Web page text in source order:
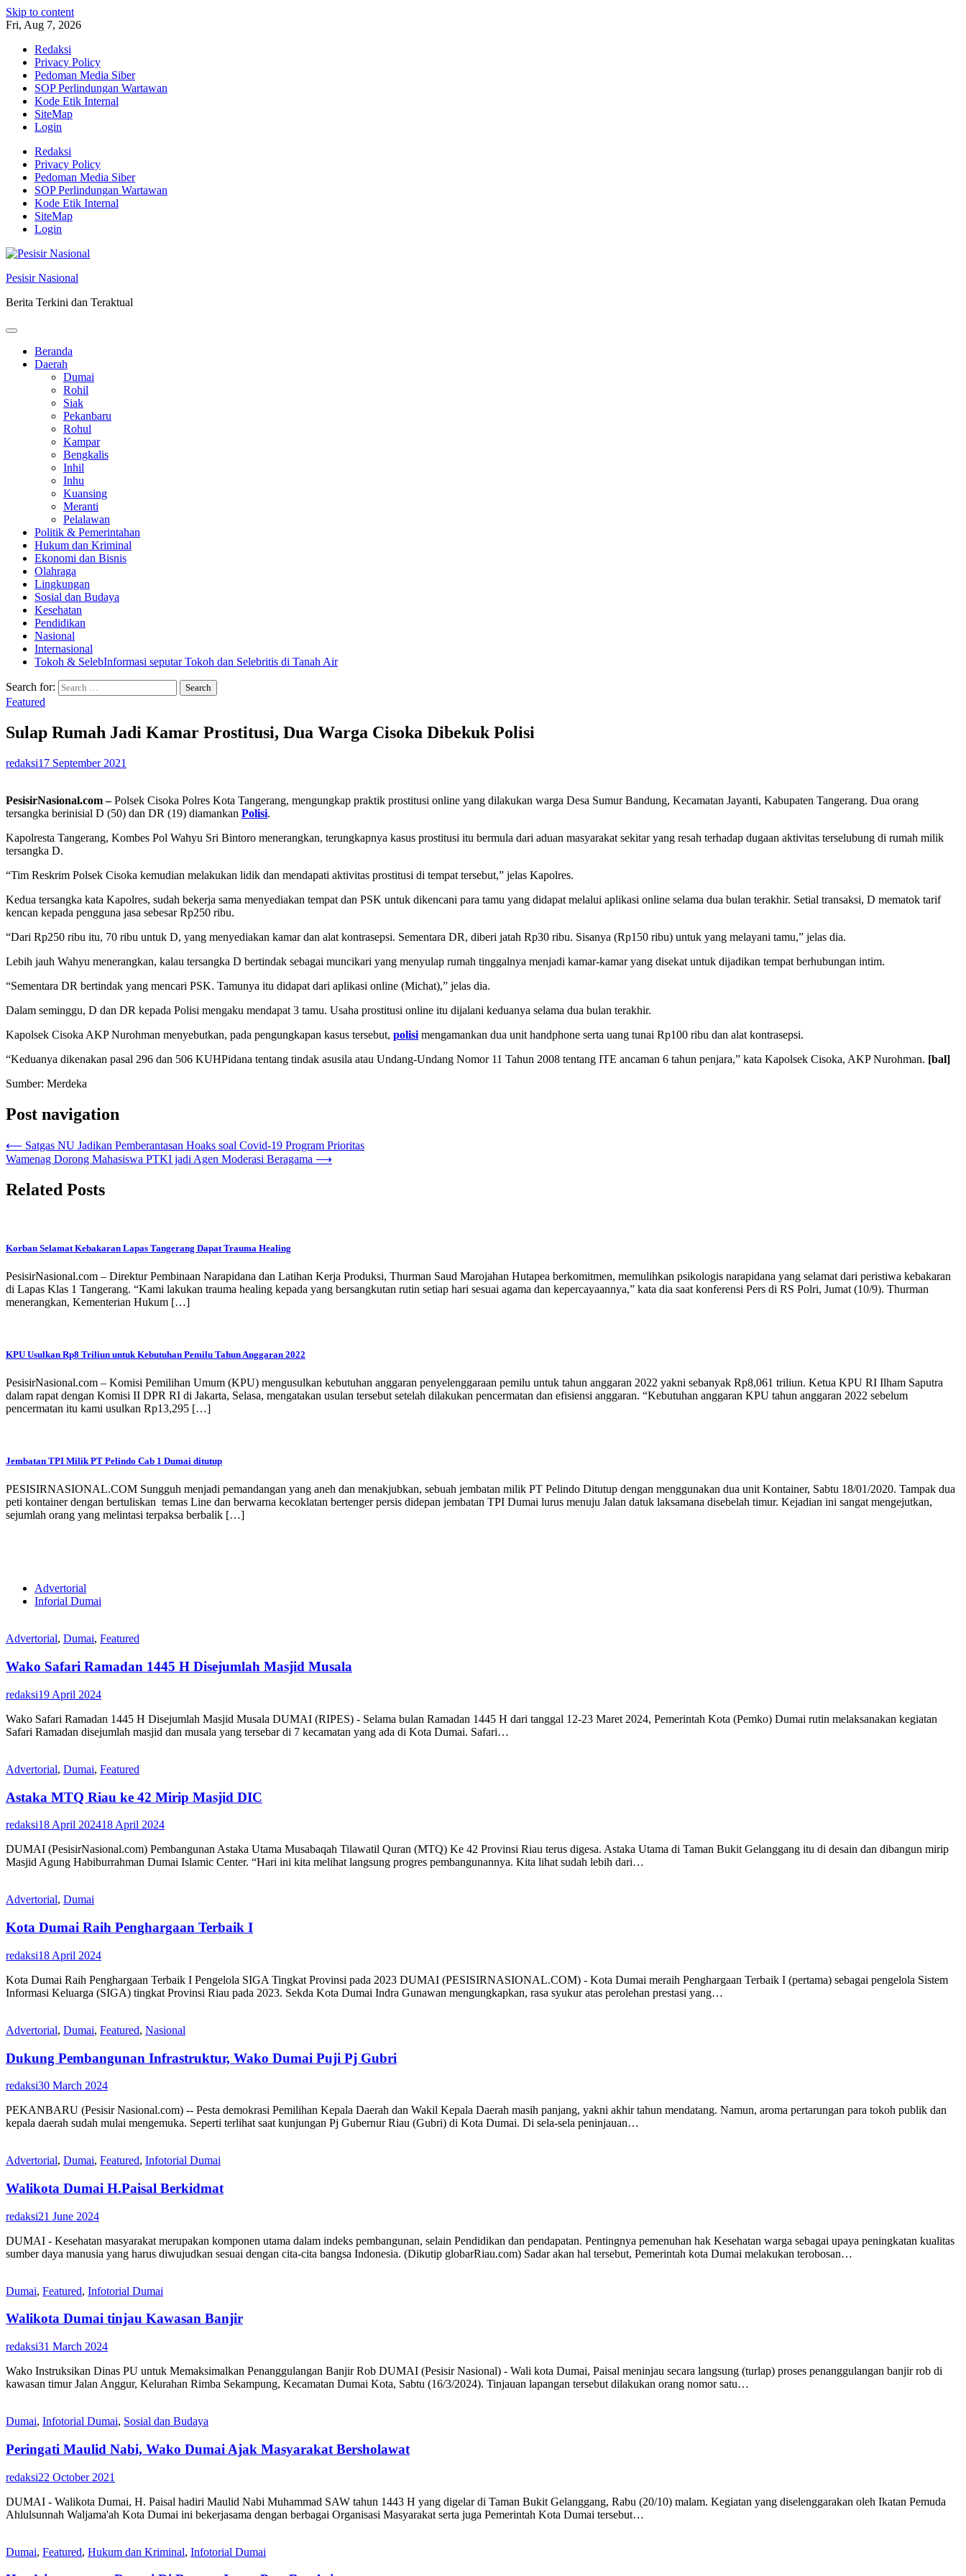
Skip to content
Fri, Aug 7, 2026
Redaksi
Privacy Policy
Pedoman Media Siber
SOP Perlindungan Wartawan
Kode Etik Internal
SiteMap
Login
Redaksi
Privacy Policy
Pedoman Media Siber
SOP Perlindungan Wartawan
Kode Etik Internal
SiteMap
Login
Pesisir Nasional
Berita Terkini dan Teraktual
Beranda
Daerah
Dumai
Rohil
Siak
Pekanbaru
Rohul
Kampar
Bengkalis
Inhil
Inhu
Kuansing
Meranti
Pelalawan
Politik & Pemerintahan
Hukum dan Kriminal
Ekonomi dan Bisnis
Olahraga
Lingkungan
Sosial dan Budaya
Kesehatan
Pendidikan
Nasional
Internasional
Tokoh & SelebInformasi seputar Tokoh dan Selebritis di Tanah Air
Search for:
Featured
Sulap Rumah Jadi Kamar Prostitusi, Dua Warga Cisoka Dibekuk Polisi
redaksi17 September 2021
PesisirNasional.com –Polsek Cisoka Polres Kota Tangerang, mengungkap praktik prostitusi online yang dilakukan warga Desa Sumur Bandung, Kecamatan Jayanti, Kabupaten Tangerang. Dua orang
tersangka berinisial D (50) dan DR (19) diamankan Polisi.
Kapolresta Tangerang, Kombes Pol Wahyu Sri Bintoro menerangkan, terungkapnya kasus prostitusi itu bermula dari aduan masyarakat sekitar yang resah terhadap dugaan aktivitas terselubung di rumah milik
tersangka D.
“Tim Reskrim Polsek Cisoka kemudian melakukan lidik dan mendapati aktivitas prostitusi di tempat tersebut,” jelas Kapolres.
Kedua tersangka kata Kapolres, sudah bekerja sama menyediakan tempat dan PSK untuk dikencani para tamu yang didapat melalui aplikasi online selama dua bulan terakhir. Setial transaksi, D mematok tarif
kencan kepada pengguna jasa sebesar Rp250 ribu.
“Dari Rp250 ribu itu, 70 ribu untuk D, yang menyediakan kamar dan alat kontrasepsi. Sementara DR, diberi jatah Rp30 ribu. Sisanya (Rp150 ribu) untuk yang melayani tamu,” jelas dia.
Lebih jauh Wahyu menerangkan, kalau tersangka D bertindak sebagai muncikari yang menyulap rumah tinggalnya menjadi kamar-kamar yang disekat untuk dijadikan tempat berhubungan intim.
“Sementara DR bertindak yang mencari PSK. Tamunya itu didapat dari aplikasi online (Michat),” jelas dia.
Dalam seminggu, D dan DR kepada Polisi mengaku mendapat 3 tamu. Usaha prostitusi online itu dijalani keduanya selama dua bulan terakhir.
Kapolsek Cisoka AKP Nurohman menyebutkan, pada pengungkapan kasus tersebut, polisi mengamankan dua unit handphone serta uang tunai Rp100 ribu dan alat kontrasepsi.
“Keduanya dikenakan pasal 296 dan 506 KUHPidana tentang tindak asusila atau Undang-Undang Nomor 11 Tahun 2008 tentang ITE ancaman 6 tahun penjara,” kata Kapolsek Cisoka, AKP Nurohman. [bal]
Sumber: Merdeka
Post navigation
⟵ Satgas NU Jadikan Pemberantasan Hoaks soal Covid-19 Program Prioritas
Wamenag Dorong Mahasiswa PTKI jadi Agen Moderasi Beragama ⟶
Related Posts
Korban Selamat Kebakaran Lapas Tangerang Dapat Trauma Healing
PesisirNasional.com – Direktur Pembinaan Narapidana dan Latihan Kerja Produksi, Thurman Saud Marojahan Hutapea berkomitmen, memulihkan psikologis narapidana yang selamat dari peristiwa kebakaran
di Lapas Klas 1 Tangerang. “Kami lakukan trauma healing kepada yang bersangkutan rutin setiap hari sesuai agama dan kepercayaannya,” kata dia saat konferensi Pers di RS Polri, Jumat (10/9). Thurman
menerangkan, Kementerian Hukum […]
KPU Usulkan Rp8 Triliun untuk Kebutuhan Pemilu Tahun Anggaran 2022
PesisirNasional.com – Komisi Pemilihan Umum (KPU) mengusulkan kebutuhan anggaran penyelenggaraan pemilu untuk tahun anggaran 2022 yakni sebanyak Rp8,061 triliun. Ketua KPU RI Ilham Saputra
dalam rapat dengan Komisi II DPR RI di Jakarta, Selasa, mengatakan usulan tersebut setelah dilakukan pencermatan dan efisiensi anggaran. “Kebutuhan anggaran KPU tahun anggaran 2022 sebelum
pencermatan itu kami usulkan Rp13,295 […]
Jembatan TPI Milik PT Pelindo Cab 1 Dumai ditutup
PESISIRNASIONAL.COM Sungguh menjadi pemandangan yang aneh dan menakjubkan, sebuah jembatan milik PT Pelindo Ditutup dengan menggunakan dua unit Kontainer, Sabtu 18/01/2020. Tampak dua
peti kontainer dengan bertuliskan temas Line dan berwarna kecoklatan bertenger persis didepan jembatan TPI Dumai lurus menuju Jalan datuk laksamana disebelah timur. Kejadian ini sangat mengejutkan,
sejumlah orang yang melintasi terpaksa berbalik […]
Advertorial
Inforial Dumai
Advertorial, Dumai, Featured
Wako Safari Ramadan 1445 H Disejumlah Masjid Musala
redaksi19 April 2024
Wako Safari Ramadan 1445 H Disejumlah Masjid Musala DUMAI (RIPES) - Selama bulan Ramadan 1445 H dari tanggal 12-23 Maret 2024, Pemerintah Kota (Pemko) Dumai rutin melaksanakan kegiatan
Safari Ramadan disejumlah masjid dan musala yang tersebar di 7 kecamatan yang ada di Kota Dumai. Safari…
Advertorial, Dumai, Featured
Astaka MTQ Riau ke 42 Mirip Masjid DIC
redaksi18 April 202418 April 2024
DUMAI (PesisirNasional.com) Pembangunan Astaka Utama Musabaqah Tilawatil Quran (MTQ) Ke 42 Provinsi Riau terus digesa. Astaka Utama di Taman Bukit Gelanggang itu di desain dan dibangun mirip
Masjid Agung Habiburrahman Dumai Islamic Center. “Hari ini kita melihat langsung progres pembangunannya. Kita lihat sudah lebih dari…
Advertorial, Dumai
Kota Dumai Raih Penghargaan Terbaik I
redaksi18 April 2024
Kota Dumai Raih Penghargaan Terbaik I Pengelola SIGA Tingkat Provinsi pada 2023 DUMAI (PESISIRNASIONAL.COM) - Kota Dumai meraih Penghargaan Terbaik I (pertama) sebagai pengelola Sistem
Informasi Keluarga (SIGA) tingkat Provinsi Riau pada 2023. Sekda Kota Dumai Indra Gunawan mengungkapkan, rasa syukur atas perolehan prestasi yang…
Advertorial, Dumai, Featured, Nasional
Dukung Pembangunan Infrastruktur, Wako Dumai Puji Pj Gubri
redaksi30 March 2024
PEKANBARU (Pesisir Nasional.com) -- Pesta demokrasi Pemilihan Kepala Daerah dan Wakil Kepala Daerah masih panjang, yakni akhir tahun mendatang. Namun, aroma pertarungan para tokoh publik dan
kepala daerah sudah mulai mengemuka. Seperti terlihat saat kunjungan Pj Gubernur Riau (Gubri) di Kota Dumai. Di sela-sela peninjauan…
Advertorial, Dumai, Featured, Infotorial Dumai
Walikota Dumai H.Paisal Berkidmat
redaksi21 June 2024
DUMAI - Kesehatan masyarakat merupakan komponen utama dalam indeks pembangunan, selain Pendidikan dan pendapatan. Pentingnya pemenuhan hak Kesehatan warga sebagai upaya peningkatan kualitas
sumber daya manusia yang harus diwujudkan sesuai dengan cita-cita bangsa Indonesia. (Dikutip globarRiau.com) Sadar akan hal tersebut, Pemerintah kota Dumai melakukan terobosan…
Dumai, Featured, Infotorial Dumai
Walikota Dumai tinjau Kawasan Banjir
redaksi31 March 2024
Wako Instruksikan Dinas PU untuk Memaksimalkan Penanggulangan Banjir Rob DUMAI (Pesisir Nasional) - Wali kota Dumai, Paisal meninjau secara langsung (turlap) proses penanggulangan banjir rob di
kawasan timur Jalan Anggur, Kelurahan Rimba Sekampung, Kecamatan Dumai Kota, Sabtu (16/3/2024). Tinjauan lapangan tersebut dilakukan orang nomor satu…
Dumai, Infotorial Dumai, Sosial dan Budaya
Peringati Maulid Nabi, Wako Dumai Ajak Masyarakat Bersholawat
redaksi22 October 2021
DUMAI - Walikota Dumai, H. Paisal hadiri Maulid Nabi Muhammad SAW tahun 1443 H yang digelar di Taman Bukit Gelanggang, Rabu (20/10) malam. Kegiatan yang diselenggarakan oleh Ikatan Pemuda
Ahlulsunnah Waljama'ah Kota Dumai ini bekerjasama dengan berbagai Organisasi Masyarakat serta juga Pemerintah Kota Dumai tersebut…
Dumai, Featured, Hukum dan Kriminal, Infotorial Dumai